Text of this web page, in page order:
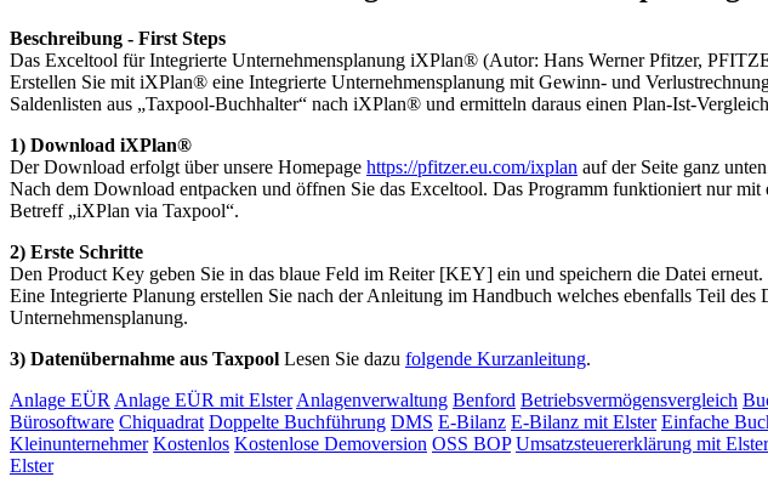
Beschreibung - First Steps
Das Exceltool für Integrierte Unternehmensplanung iXPlan® (Autor: Hans Werner Pfitzer,
Erstellen Sie mit iXPlan® eine Integrierte Unternehmensplanung mit Gewinn- und
Saldenlisten aus „Taxpool-Buchhalter“ nach iXPlan® und ermitteln daraus einen Plan-Ist-
1) Download iXPlan®
Der Download erfolgt über unsere Homepage https://pfitzer.eu.com/ixplan auf der Seite ganz
Nach dem Download entpacken und öffnen Sie das Exceltool. Das Programm funktioniert nur
Betreff „iXPlan via Taxpool“.
2) Erste Schritte
Den Product Key geben Sie in das blaue Feld im Reiter [KEY] ein und speichern die Datei
Eine Integrierte Planung erstellen Sie nach der Anleitung im Handbuch welches ebenfalls Teil
Unternehmensplanung.
3) Datenübernahme aus Taxpool Lesen Sie dazu folgende Kurzanleitung.
Anlage EÜR Anlage EÜR mit Elster Anlagenverwaltung Benford Betriebsvermögensvergleich
Bürosoftware Chiquadrat Doppelte Buchführung DMS E-Bilanz E-Bilanz mit Elster Einfache
Kleinunternehmer Kostenlos Kostenlose Demoversion OSS BOP Umsatzsteuererklärung mit Elster
Elster